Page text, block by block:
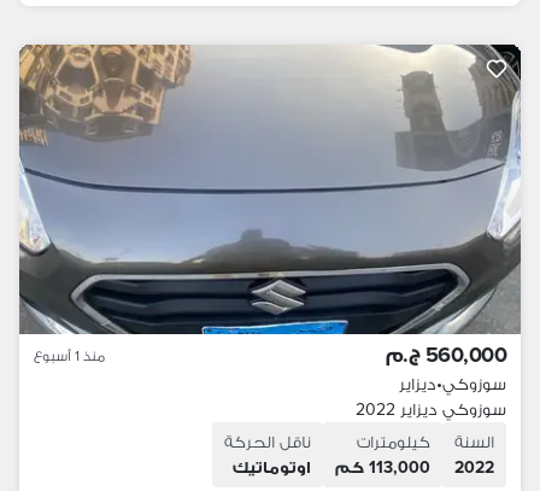
560,000 ج.م منذ 1 أسبوع
سوزوكي•ديزاير
سوزوكي ديزاير 2022
السنة
2022
كيلومترات
113,000 كم
ناقل الحركة
اوتوماتيك